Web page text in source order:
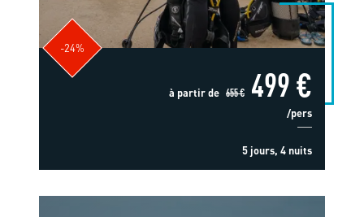
-24%
à partir de 655 € 499 €
/pers
5 jours, 4 nuits